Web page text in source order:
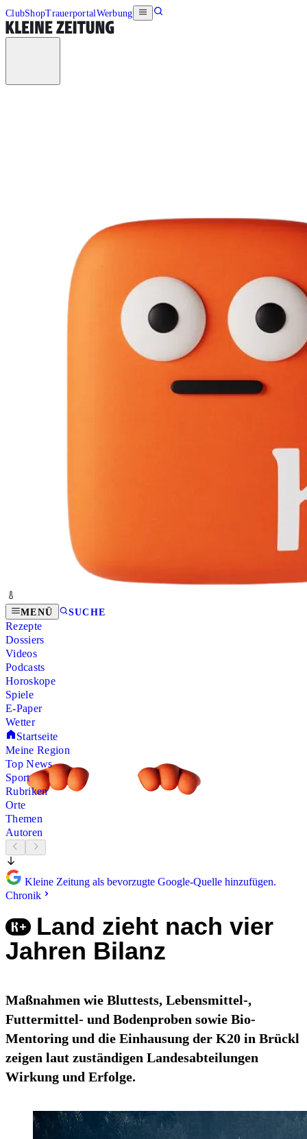
ClubShopTrauerportalWerbung
MENÜ SUCHE
Rezepte
Dossiers
Videos
Podcasts
Horoskope
Spiele
E-Paper
Wetter
Startseite
Meine Region
Top News
Sport
Rubriken
Orte
Themen
Autoren
Kleine Zeitung als bevorzugte Google-Quelle hinzufügen.
Chronik
Land zieht nach vier
Jahren Bilanz
Maßnahmen wie Bluttests, Lebensmittel-,
Futtermittel- und Bodenproben sowie Bio-
Mentoring und die Einhausung der K20 in Brückl
zeigen laut zuständigen Landesabteilungen
Wirkung und Erfolge.